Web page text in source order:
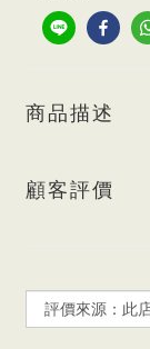
商品描述
顧客評價